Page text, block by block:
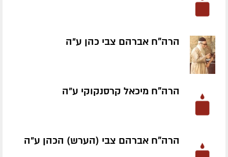
הרה"ח אברהם צבי כהן ע״ה
הרה"ח מיכאל קרסנקוקי ע״ה
הרה"ח אברהם צבי (הערש) הכהן ע״ה